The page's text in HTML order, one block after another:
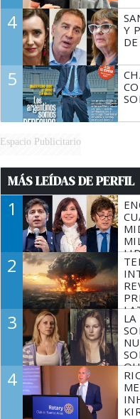
4
Y
5
Espacio Publicitario
MÁS LEÍDAS DE PERFIL
1
2
3
4